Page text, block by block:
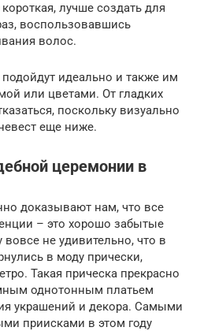
лучше создать для
воспользовавшись
волос.
идеально и также им
или цветами. От гладких
поскольку визуально
еще ниже.
церемонии в
доказывают нам, что все
– это хорошо забытые
не удивительно, что в
в моду прически,
Такая прическа прекрасно
однотонным платьем
украшений и декора. Самыми
приисками в этом году